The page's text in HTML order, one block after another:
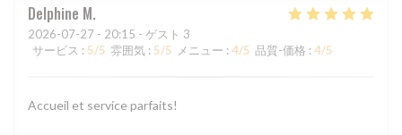
Delphine M
2026-07-27 - 20:15 - ゲスト 3
サービス : 5/5 雰囲気 : 5/5 メニュー : 4/5 品質-価格 : 4/5
Accueil et service parfaits!